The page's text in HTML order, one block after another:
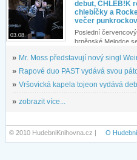
03.08.
debut, CHLEB!K
chlebíčky a
večer
Poslední
brněnské Melodce
» Mr. Moss představují nový singl
» Rapové duo PAST vydává svou
» Vršovická kapela tojeon vydává
» zobrazit více...
© 2010 HudebniKnihovna.cz | O